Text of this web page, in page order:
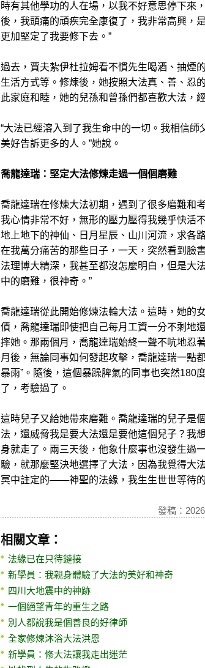
時有其他學功的人在場，以我不好意思停下來
後，我頭痛的頑疾完全康復了，我非常高興，
更加堅定了我要修下去。”
過去，賈夫紮伊杜拉姆看不慣先生喝酒、抽煙
生活方式等。修煉後，她按照大法真、善、忍
此家庭和睦，她的兒孫和曾孫們都喜歡大法，
“大法已經溶入到了我生命中的一切。我相信
美好告訴更多的人。”她說。
喬龍達瑞：堅定大法修煉走過一個個磨難
喬龍達瑞在修煉大法初期，遇到了很多磨難和
我心情非常不好，無形的壓力壓得我幾乎快活
地上地下的神仙、日月星辰、山川河流，求各
在我萬分痛苦的那些日子，一天，突然看到臉
法理博大精深，我甚至都沒怎麼明白，但是大
中的磨難，很神奇。”
喬龍達瑞從此開始修煉法輪大法。這時，她的
債，喬龍達瑞即使把自己每月工資一分不剩地
摔她。那兩個月，喬龍達瑞始終一聲不吭地忍
月後，無論同事如何發起攻擊，喬龍達瑞一點
暴雨”。隨後，這個暴躁脾氣的同事也突然180
了，考驗過了。
這時兒子又給她帶來磨難。喬龍達瑞的兒子是
法，還威脅我是要大法還是要他這個兒子？我
身就走了。兩三天後，他象什麼事也沒發生過
驗，就那麼堅決地選擇了大法，因為我覺得大
冥中註定的——神聖的法緣，我生生世世等待的
發稿：
相關文章：
法緣已在只待鏈接
新學員：我親身體驗了大法的美好和神奇
四川大地震中的神跡
一個絕望青年的重生之路
別人都說我是個善良的好律師
全家修煉沐浴大法洪恩
新學員：修大法讓我走出迷茫